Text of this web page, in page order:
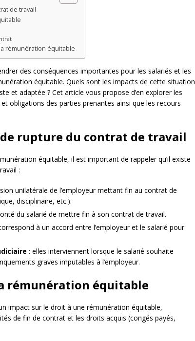
de travail
rémunération équitable
des conséquences importantes pour les salariés et les
équitable. Quels sont les impacts de cette situation
et adaptée ? Cet article vous propose d’en explorer les
obligations des parties prenantes ainsi que les recours
rupture du contrat de travail
équitable, il est important de rappeler qu’il existe
:
unilatérale de l’employeur mettant fin au contrat de
disciplinaire, etc.).
du salarié de mettre fin à son contrat de travail.
à un accord entre l’employeur et le salarié pour
: elles interviennent lorsque le salarié souhaite
graves imputables à l’employeur.
rémunération équitable
impact sur le droit à une rémunération équitable,
de fin de contrat et les droits acquis (congés payés,